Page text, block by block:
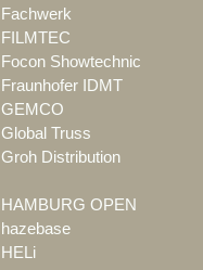
Fachwerk
FILMTEC
Focon Showtechnic
Fraunhofer IDMT
GEMCO
Global Truss
Groh Distribution
HAMBURG OPEN
hazebase
HELi